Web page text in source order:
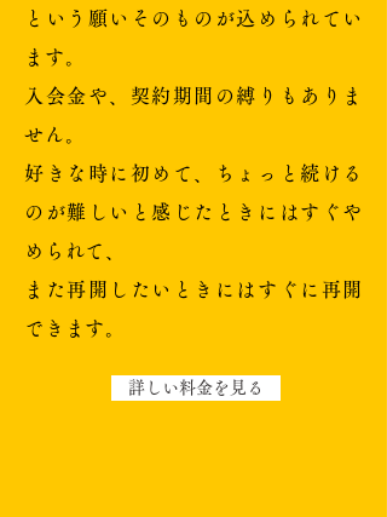
という願いそのものが込められてい
ます。
入会金や、契約期間の縛りもありま
せん。
好きな時に初めて、ちょっと続ける
のが難しいと感じたときにはすぐや
められて、
また再開したいときにはすぐに再開
できます。
詳しい料金を見る